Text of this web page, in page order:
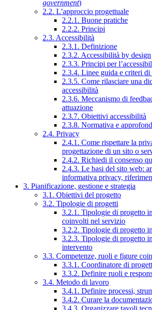
government)
2.2. L’approccio progettuale
2.2.1. Buone pratiche
2.2.2. Principi
2.3. Accessibilità
2.3.1. Definizione
2.3.2. Accessibilità by design
2.3.3. Principi per
2.3.4. Linee guida e criteri di
2.3.5. Come rilasciare una
accessibilità
2.3.6. Meccanismo di
attuazione
2.3.7. Obiettivi accessibilità
2.3.8. Normativa e
2.4. Privacy
2.4.1. Come rispettare la
progettazione di un sito o
2.4.2. Richiedi il consenso
2.4.3. Le basi del sito web:
informativa privacy,
3. Pianificazione, gestione e strategia
3.1. Obiettivi del progetto
3.2. Tipologie di progetti
3.2.1. Tipologie di progetto
coinvolti nel servizio
3.2.2. Tipologie di progetto
3.2.3. Tipologie di progetto
intervento
3.3. Competenze, ruoli e figure
3.3.1. Coordinatore di
3.3.2. Definire ruoli e
3.4. Metodo di lavoro
3.4.1. Definire processi,
3.4.2. Curare la
3.4.3. Organizzare tavoli